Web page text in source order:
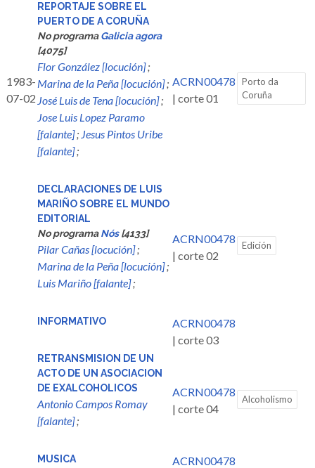
1983-
07-02
REPORTAJE SOBRE EL
PUERTO DE A CORUÑA
No programaGalicia agora
[4075]
Flor González [locución];
Marina de la Peña [locución];
José Luis de Tena [locución];
Jose Luis Lopez Paramo
[falante]; Jesus Pintos Uribe
[falante];
ACRN00478
| corte 01
Porto da
Coruña
DECLARACIONES DE LUIS
MARIÑO SOBRE EL MUNDO
EDITORIAL
No programaNós[4133]
Pilar Cañas [locución];
Marina de la Peña [locución];
Luis Mariño [falante];
ACRN00478
| corte 02
Edición
INFORMATIVO
ACRN00478
| corte 03
RETRANSMISION DE UN
ACTO DE UN ASOCIACION
DE EXALCOHOLICOS
Antonio Campos Romay
[falante];
ACRN00478
| corte 04
Alcoholismo
MUSICA
ACRN00478